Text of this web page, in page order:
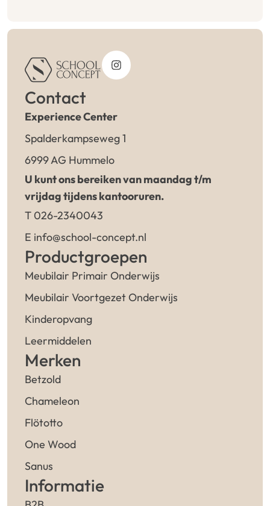
Contact
Experience Center
Spalderkampseweg 1
6999 AG Hummelo
U kunt ons bereiken van maandag t/m
vrijdag tijdens kantooruren.
T 026-2340043
E info@school-concept.nl
Productgroepen
Meubilair Primair Onderwijs
Meubilair Voortgezet Onderwijs
Kinderopvang
Leermiddelen
Merken
Betzold
Chameleon
Flötotto
One Wood
Sanus
Informatie